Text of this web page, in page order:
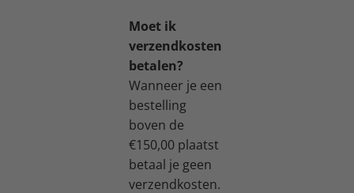
Moet ik
verzendkosten
betalen?
Wanneer je een
bestelling
boven de
€150,00 plaatst
betaal je geen
verzendkosten.